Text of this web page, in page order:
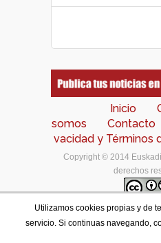
Inicio
somos
Contacto
vacidad y Términos
Copyright © 2014
derechos
Los contenidos de este
de Creative Commons
Utilizamos cookies propias y de
servicio. Si continuas navegando,